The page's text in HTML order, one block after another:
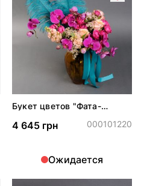
Букет цветов "Фата-
4 645 грн 000101220
Ожидается